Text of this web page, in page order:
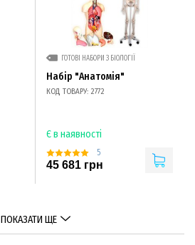
ГОТОВІ НАБОРИ З БІОЛОГІЇ
Набір "Анатомія"
КОД ТОВАРУ: 2772
Є в наявності
5
45 681 грн
ПОКАЗАТИ ЩЕ